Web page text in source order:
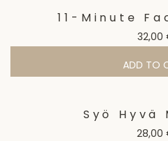
11-Minute
32,00
ADD TO
Syö Hyvä
28,00